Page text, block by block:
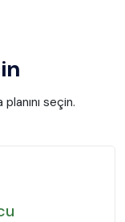
seçin.